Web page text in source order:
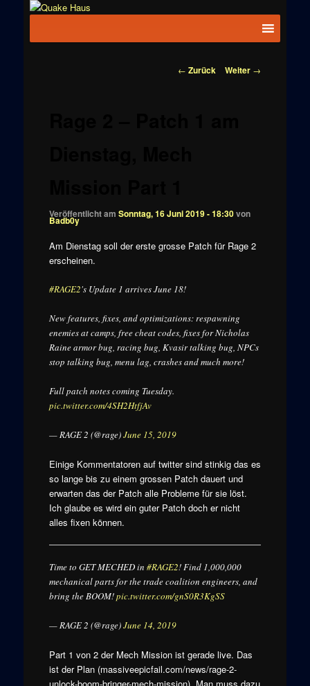
News zu
Beitragsnavigation
← Zurück Weiter →
Veröffentlicht am Sonntag, 16 Juni 2019 - 18:30von
Badb0y
Am Dienstag soll der erste grosse Patch für Rage 2
erscheinen.
#RAGE2's Update 1 arrives June 18!
New features, fixes, and optimizations: respawning
enemies at camps, free cheat codes, fixes for Nicholas
Raine armor bug, racing bug, Kvasir talking bug, NPCs
stop talking bug, menu lag, crashes and much more!
Full patch notes coming Tuesday.
pic.twitter.com/4SH2HtfjAv
— RAGE 2 (@rage)June 15, 2019
Einige Kommentatoren auf twitter sind stinkig das es
so lange bis zu einem grossen Patch dauert und
erwarten das der Patch alle Probleme für sie löst.
Ich glaube es wird ein guter Patch doch er nicht
alles fixen können.
Time to GET MECHED in #RAGE2! Find 1,000,000
mechanical parts for the trade coalition engineers, and
bring the BOOM!pic.twitter.com/gnS0R3KgSS
— RAGE 2 (@rage)June 14, 2019
Part 1 von 2 der Mech Mission ist gerade live. Das
ist der Plan (massiveepicfail.com/news/rage-2-